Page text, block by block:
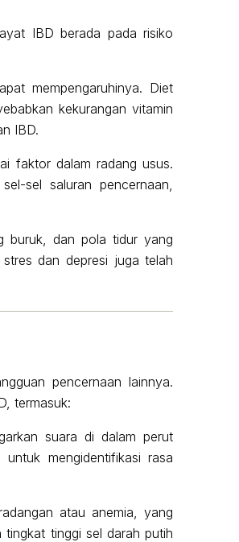
IBD berada pada risiko
mempengaruhinya. Diet
kekurangan vitamin
IBD.
faktor dalam radang usus.
sel saluran pencernaan,
buruk, dan pola tidur yang
dan depresi juga telah
pencernaan lainnya.
termasuk:
suara di dalam perut
mengidentifikasi rasa
atau anemia, yang
tingkat tinggi sel darah putih